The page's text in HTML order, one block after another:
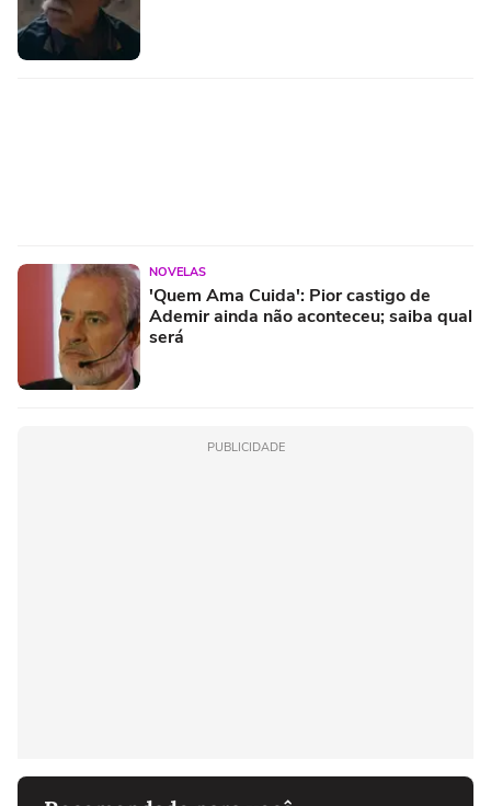
NOVELAS
'Quem Ama Cuida': Pior castigo de
Ademir ainda não aconteceu; saiba qual
será
PUBLICIDADE